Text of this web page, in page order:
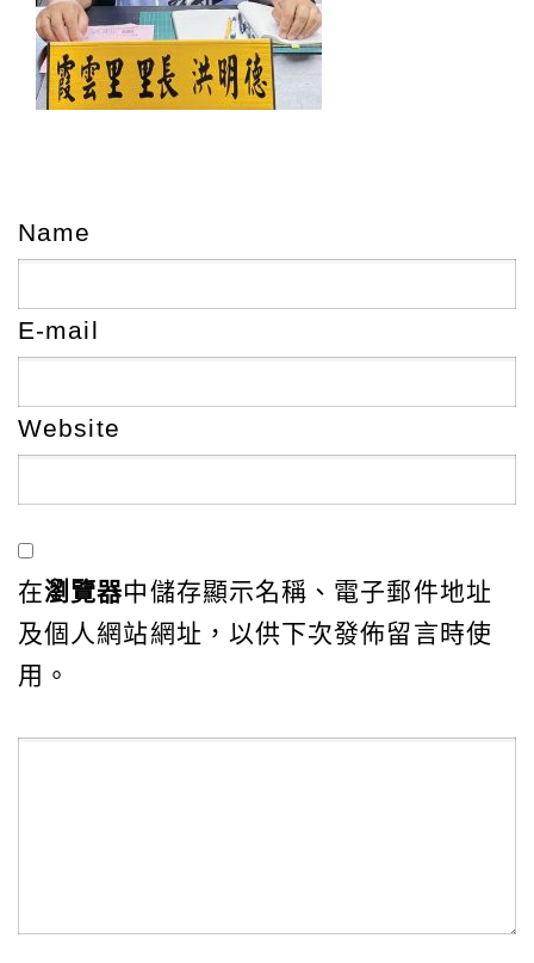
Name
E-mail
Website
在瀏覽器中儲存顯示名稱、電子郵件地址
及個人網站網址，以供下次發佈留言時使
用。